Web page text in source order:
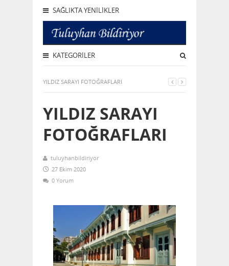
SAĞLIKTA YENILIKLER
KATEGORILER
YILDIZ SARAYI FOTOĞRAFLARI
YILDIZ SARAYI
FOTOĞRAFLARI
tuluyhanbildiriyor
27 Ekim 2020
0 Yorum